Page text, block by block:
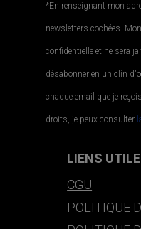
*En renseignant mon
newsletters cochées.
confidentielle et ne sera
désabonner en un clin
chaque email que je
droits, je peux consulter
LIENS
CGU
POLITIQUE